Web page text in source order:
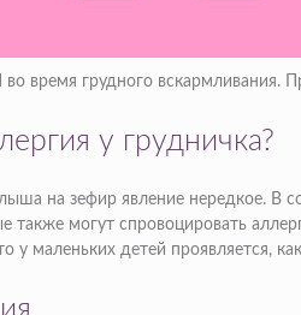
время грудного
у грудничка?
на зефир явление нередкое. В
также могут спровоцировать
у маленьких детей проявляется,